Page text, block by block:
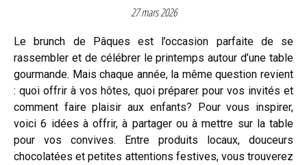
27 mars 2026
Le brunch de Pâques est l’occasion parfaite de se
rassembler et de célébrer le printemps autour d’une table
gourmande. Mais chaque année, la même question revient
: quoi offrir à vos hôtes, quoi préparer pour vos invités et
comment faire plaisir aux enfants? Pour vous inspirer,
voici 6 idées à offrir, à partager ou à mettre sur la table
pour vos convives. Entre produits locaux, douceurs
chocolatées et petites attentions festives, vous trouverez